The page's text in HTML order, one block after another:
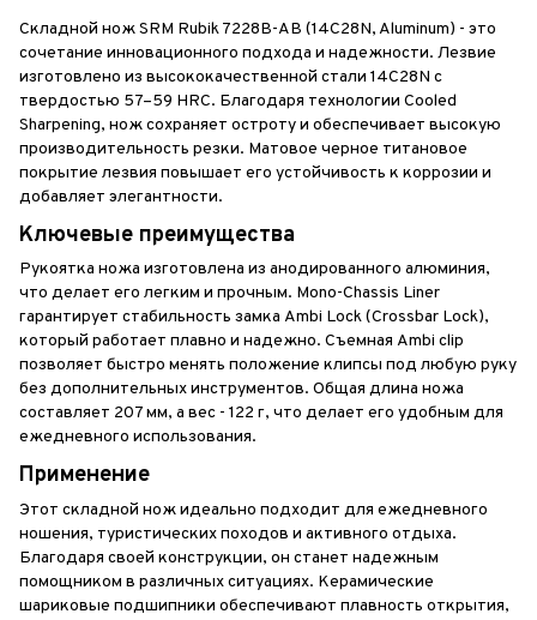
Складной нож SRM Rubik 7228B-AB (14C28N, Aluminum) - это
сочетание инновационного подхода и надежности. Лезвие
изготовлено из высококачественной стали 14C28N с
твердостью 57–59 HRC. Благодаря технологии Cooled
Sharpening, нож сохраняет остроту и обеспечивает высокую
производительность резки. Матовое черное титановое
покрытие лезвия повышает его устойчивость к коррозии и
добавляет элегантности.
Ключевые преимущества
Рукоятка ножа изготовлена из анодированного алюминия,
что делает его легким и прочным. Mono-Chassis Liner
гарантирует стабильность замка Ambi Lock (Crossbar Lock),
который работает плавно и надежно. Съемная Ambi clip
позволяет быстро менять положение клипсы под любую руку
без дополнительных инструментов. Общая длина ножа
составляет 207 мм, а вес - 122 г, что делает его удобным для
ежедневного использования.
Применение
Этот складной нож идеально подходит для ежедневного
ношения, туристических походов и активного отдыха.
Благодаря своей конструкции, он станет надежным
помощником в различных ситуациях. Керамические
шариковые подшипники обеспечивают плавность открытия,